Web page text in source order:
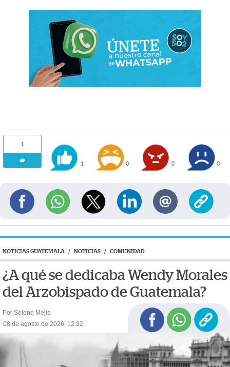
1
1 0 0 0
NOTICIAS GUATEMALA / NOTICIAS / COMUNIDAD
¿A qué se dedicaba Wendy Morales
del Arzobispado de Guatemala?
Por Selene Mejía
08 de agosto de 2026, 12:32